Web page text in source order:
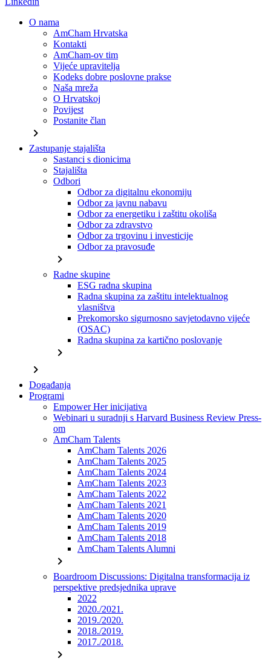
O nama
AmCham Hrvatska
Kontakti
AmCham-ov tim
Vijeće upravitelja
Kodeks dobre poslovne prakse
Naša mreža
O Hrvatskoj
Povijest
Postanite član
chevron_right
Zastupanje stajališta
Sastanci s dionicima
Stajališta
Odbori
Odbor za digitalnu ekonomiju
Odbor za javnu nabavu
Odbor za energetiku i zaštitu okoliša
Odbor za zdravstvo
Odbor za trgovinu i investicije
Odbor za pravosuđe
chevron_right
Radne skupine
ESG radna skupina
Radna skupina za zaštitu intelektualnog
vlasništva
Prekomorsko sigurnosno savjetodavno vijeće
(OSAC)
Radna skupina za kartično poslovanje
chevron_right
chevron_right
Događanja
Programi
Empower Her inicijativa
Webinari u suradnji s Harvard Business Review Press-
om
AmCham Talents
AmCham Talents 2026
AmCham Talents 2025
AmCham Talents 2024
AmCham Talents 2023
AmCham Talents 2022
AmCham Talents 2021
AmCham Talents 2020
AmCham Talents 2019
AmCham Talents 2018
AmCham Talents Alumni
chevron_right
Boardroom Discussions: Digitalna transformacija iz
perspektive predsjednika uprave
2022
2020./2021.
2019./2020.
2018./2019.
2017./2018.
chevron_right